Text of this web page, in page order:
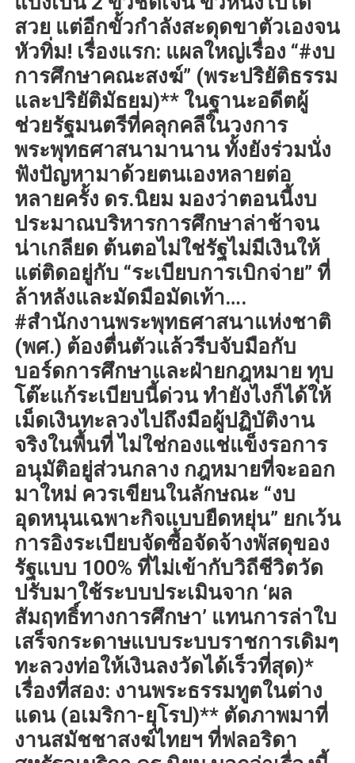
สวย แต่อีกขั้วกำลังสะดุดขาตัวเองจน
หัวทิ่ม! เรื่องแรก: แผลใหญ่เรื่อง “#งบ
การศึกษาคณะสงฆ์” (พระปริยัติธรรม
และปริยัติมัธยม)** ในฐานะอดีตผู้
ช่วยรัฐมนตรีที่คลุกคลีในวงการ
พระพุทธศาสนามานาน ทั้งยังร่วมนั่ง
ฟังปัญหามาด้วยตนเองหลายต่อ
หลายครั้ง ดร.นิยม มองว่าตอนนี้งบ
ประมาณบริหารการศึกษาล่าช้าจน
น่าเกลียด ต้นตอไม่ใช่รัฐไม่มีเงินให้
แต่ติดอยู่กับ “ระเบียบการเบิกจ่าย” ที่
ล้าหลังและมัดมือมัดเท้า….
#สำนักงานพระพุทธศาสนาแห่งชาติ
(พศ.) ต้องตื่นตัวแล้วรีบจับมือกับ
บอร์ดการศึกษาและฝ่ายกฎหมาย ทุบ
โต๊ะแก้ระเบียบนี้ด่วน ทำยังไงก็ได้ให้
เม็ดเงินทะลวงไปถึงมือผู้ปฏิบัติงาน
จริงในพื้นที่ ไม่ใช่กองแช่แข็งรอการ
อนุมัติอยู่ส่วนกลาง กฎหมายที่จะออก
มาใหม่ ควรเขียนในลักษณะ “งบ
อุดหนุนเฉพาะกิจแบบยืดหยุ่น” ยกเว้น
การอิงระเบียบจัดซื้อจัดจ้างพัสดุของ
รัฐแบบ 100% ที่ไม่เข้ากับวิถีชีวิตวัด
ปรับมาใช้ระบบประเมินจาก ‘ผล
สัมฤทธิ์ทางการศึกษา’ แทนการล่าใบ
เสร็จกระดาษแบบระบบราชการเดิมๆ
ทะลวงท่อให้เงินลงวัดได้เร็วที่สุด)*
เรื่องที่สอง: งานพระธรรมทูตในต่าง
แดน (อเมริกา-ยุโรป)** ตัดภาพมาที่
งานสมัชชาสงฆ์ไทยฯ ที่ฟลอริดา